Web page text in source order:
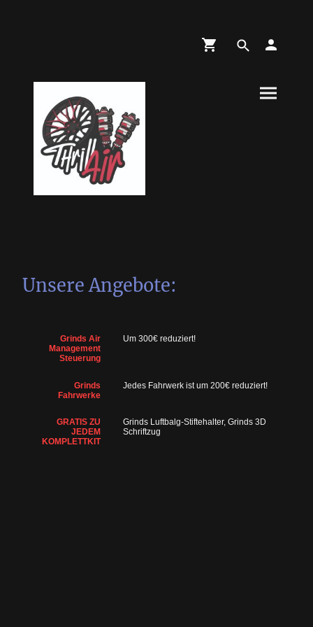
Unsere Angebote:
Grinds Air
Management
Steuerung
Um 300€ reduziert!
Grinds
Fahrwerke
Jedes Fahrwerk ist um 200€ reduziert!
GRATIS ZU
JEDEM
KOMPLETTKIT
Grinds Luftbalg-Stiftehalter, Grinds 3D
Schriftzug